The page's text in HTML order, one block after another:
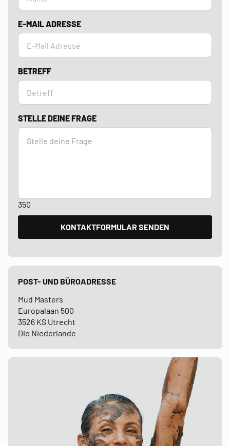
E-MAIL ADRESSE
BETREFF
STELLE DEINE FRAGE
350
POST- UND BÜROADRESSE
Mud Masters
Europalaan 500
3526 KS Utrecht
Die Niederlande